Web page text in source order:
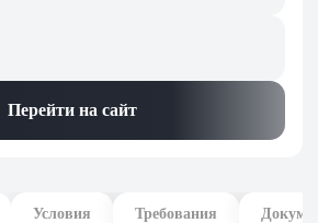
Перейти на сайт
Условия Требования